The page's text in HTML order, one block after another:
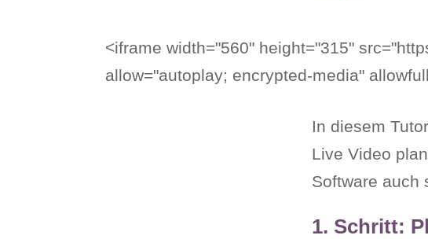
<iframe width="560" height="315"
allow="autoplay; encrypted-media"
In diesem
Live Video
Software auch
1. Schritt: